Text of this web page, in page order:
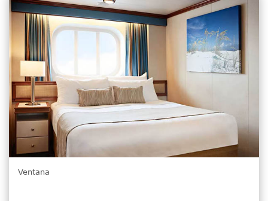
Ventana